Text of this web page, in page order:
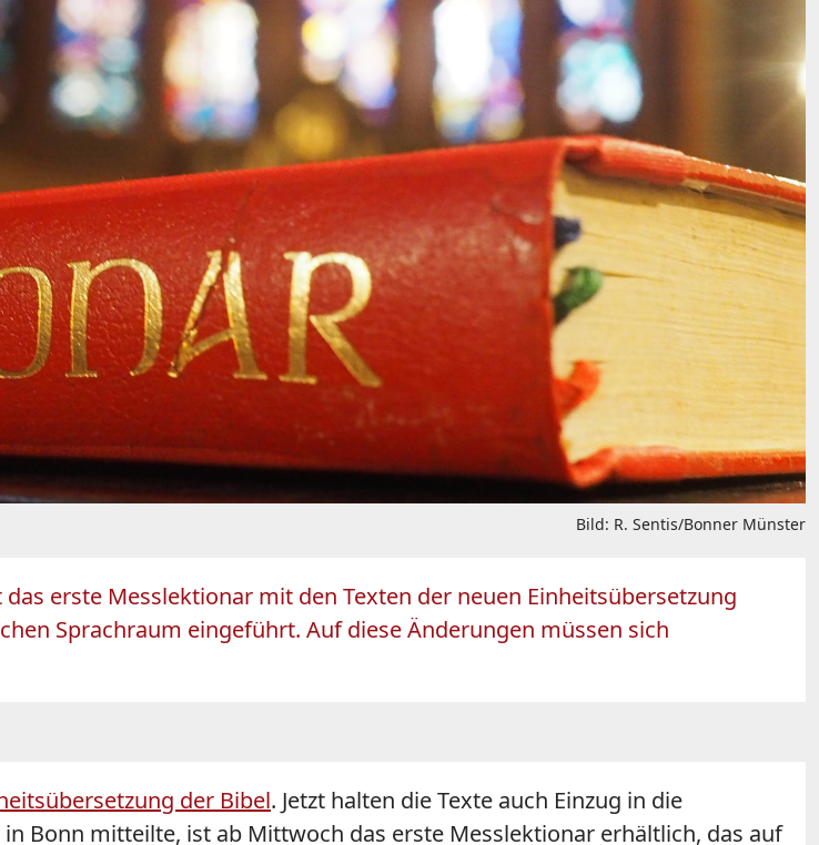
Bild: R. Sentis/Bonner Münster
erste Messlektionar mit den Texten der neuen Einheitsübersetzung
Sprachraum eingeführt. Auf diese Änderungen müssen sich
der Bibel. Jetzt halten die Texte auch Einzug in die
Bonn mitteilte, ist ab Mittwoch das erste Messlektionar erhältlich, das auf